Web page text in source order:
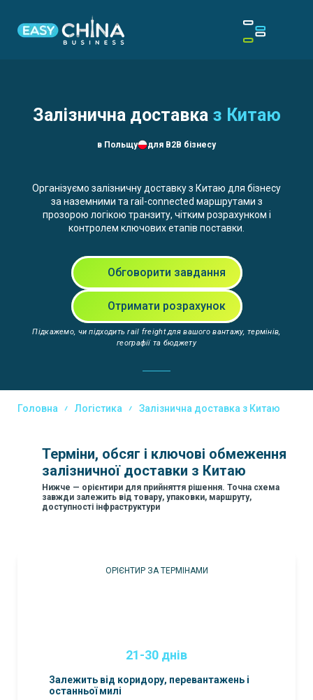
Залізнична доставка з Китаю
в Польщу для B2B бізнесу
Організуємо залізничну доставку з Китаю для бізнесу
за наземними та rail-connected маршрутами з
прозорою логікою транзиту, чітким розрахунком і
контролем ключових етапів поставки.
Обговорити завдання
Отримати розрахунок
Підкажемо, чи підходить rail freight для вашого вантажу, термінів,
географії та бюджету
Головна Логістика Залізнична доставка з Китаю
Терміни, обсяг і ключові обмеження
залізничної доставки з Китаю
Нижче — орієнтири для прийняття рішення. Точна схема
завжди залежить від товару, упаковки, маршруту,
доступності інфраструктури
ОРІЄНТИР ЗА ТЕРМІНАМИ
21-30 днів
Залежить від коридору, перевантажень і
останньої милі